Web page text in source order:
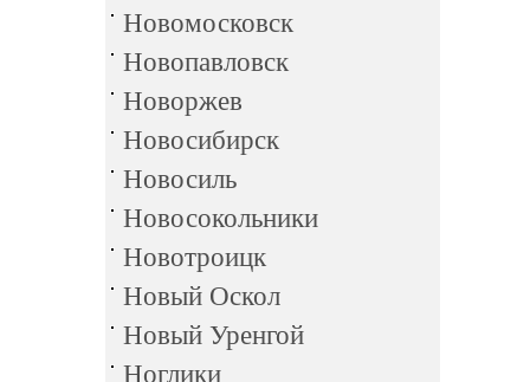
Новомосковск
Новопавловск
Новоржев
Новосибирск
Новосиль
Новосокольники
Новотроицк
Новый Оскол
Новый Уренгой
Ноглики